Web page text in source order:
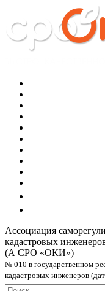
Ассоциация
кадастровых
(А СРО «ОКИ»)
№ 010 в государственном
кадастровых инженеров